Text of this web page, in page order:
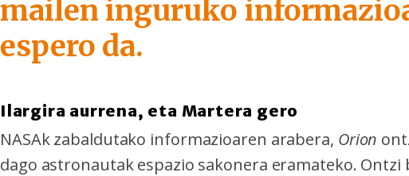
mailen inguruko
espero da.
Ilargira aurrena, eta Martera gero
NASAk zabaldutako informazioaren arabera, Orion
dago astronautak espazio sakonera eramateko.